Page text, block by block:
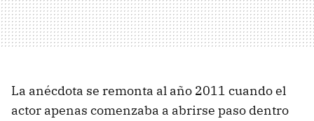
La anécdota se remonta al año 2011 cuando el
actor apenas comenzaba a abrirse paso dentro